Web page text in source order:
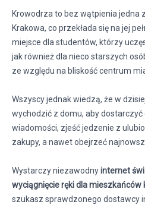
Krowodrza to bez wątpienia jedna
Krakowa, co przekłada się na jej
miejsce dla studentów, którzy
jak również dla nieco starszych
ze względu na bliskość centrum
Wszyscy jednak wiedzą, że w
wychodzić z domu, aby
wiadomości, zjeść jedzenie z
zakupy, a nawet obejrzeć
Wystarczy niezawodnyinternet
wyciągnięcie ręki dla
szukasz sprawdzonego dostawcy